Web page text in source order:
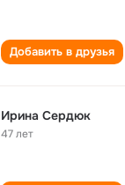
Добавить в друзья
Ирина Сердюк
47 лет